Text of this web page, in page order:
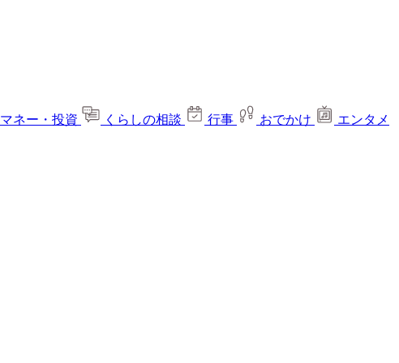
マネー・投資 くらしの相談 行事 おでかけ
エンタメ